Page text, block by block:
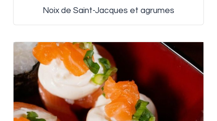
Noix de Saint-Jacques et agrumes